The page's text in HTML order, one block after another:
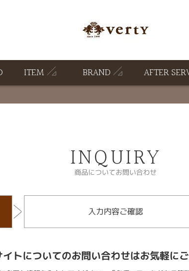
ITEM BRAND AFTER
INQUIRY
商品についてお問い合わせ
入力内容ご確認
イトについてのお問い合わせはお気軽に